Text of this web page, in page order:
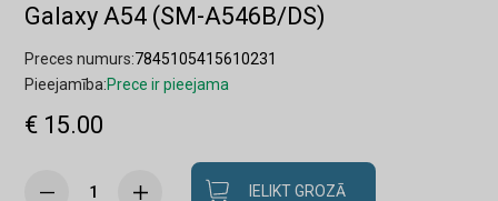
Galaxy A54 (SM-A546B/DS)
Preces numurs:7845105415610231
Pieejamība:Prece ir pieejama
€ 15.00
IELIKT GROZĀ